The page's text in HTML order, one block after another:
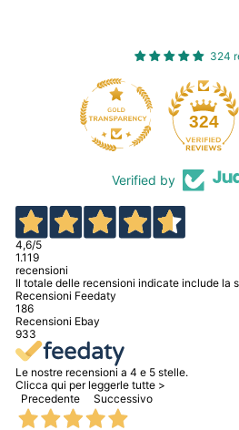
324
324
Verified by
4,6/5
1.119
recensioni
Il totale delle recensioni indicate include la
Recensioni Feedaty
186
Recensioni Ebay
933
Le nostre recensioni a 4 e 5 stelle.
Clicca qui per leggerle tutte >
Precedente
Successivo